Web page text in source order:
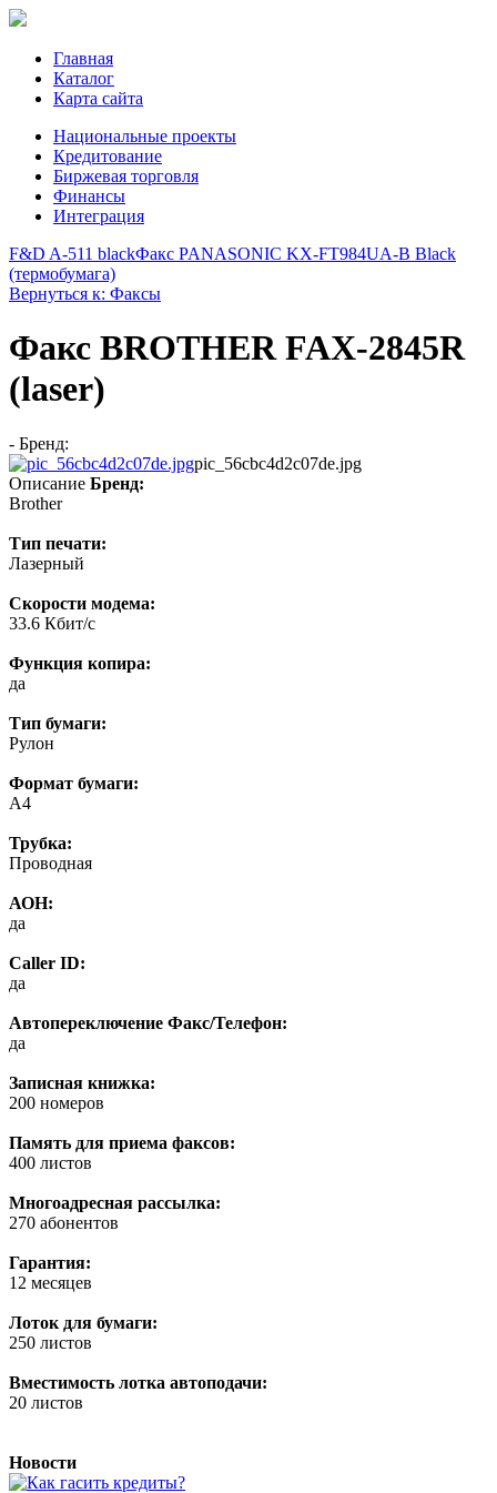
Главная
Каталог
Карта сайта
Национальные проекты
Кредитование
Биржевая торговля
Финансы
Интеграция
F&D A-511 blackФакс PANASONIC KX-FT984UA-B Black
(термобумага)
Вернуться к: Факсы
Факс BROTHER FAX-2845R
(laser)
- Бренд:
pic_56cbc4d2c07de.jpg
Описание Бренд:
Brother
Тип печати:
Лазерный
Скорости модема:
33.6 Кбит/с
Функция копира:
да
Тип бумаги:
Рулон
Формат бумаги:
А4
Трубка:
Проводная
АОН:
да
Caller ID:
да
Автопереключение Факс/Телефон:
да
Записная книжка:
200 номеров
Память для приема факсов:
400 листов
Многоадресная рассылка:
270 абонентов
Гарантия:
12 месяцев
Лоток для бумаги:
250 листов
Вместимость лотка автоподачи:
20 листов
Новости